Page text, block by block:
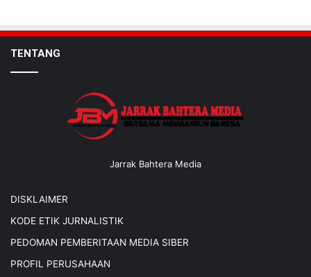
TENTANG
Jarrak Bahtera Media
DISKLAIMER
KODE ETIK JURNALISTIK
PEDOMAN PEMBERITAAN MEDIA SIBER
PROFIL PERUSAHAAN